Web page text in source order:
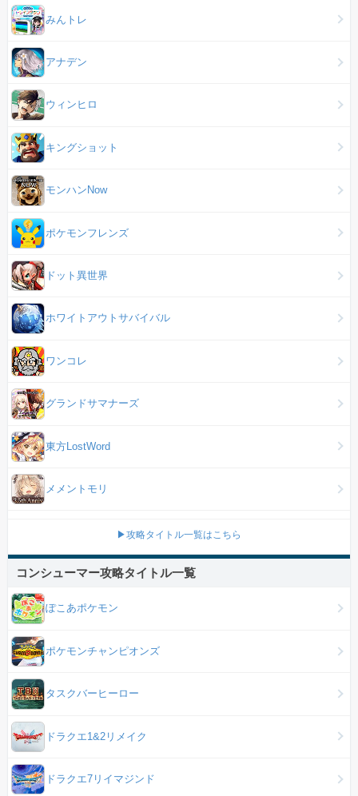
みんトレ
アナデン
ウィンヒロ
キングショット
モンハンNow
ポケモンフレンズ
ドット異世界
ホワイトアウトサバイバル
ワンコレ
グランドサマナーズ
東方LostWord
メメントモリ
▶攻略タイトル一覧はこちら
コンシューマー攻略タイトル一覧
ぽこあポケモン
ポケモンチャンピオンズ
タスクバーヒーロー
ドラクエ1&2リメイク
ドラクエ7リイマジンド